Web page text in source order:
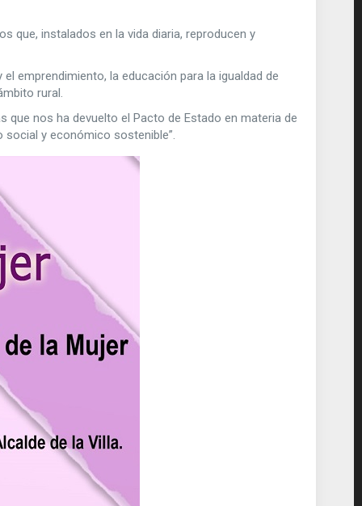
que, instalados en la vida diaria, reproducen y
emprendimiento, la educación para la igualdad de
rural.
nos ha devuelto el Pacto de Estado en materia de
social y económico sostenible”.